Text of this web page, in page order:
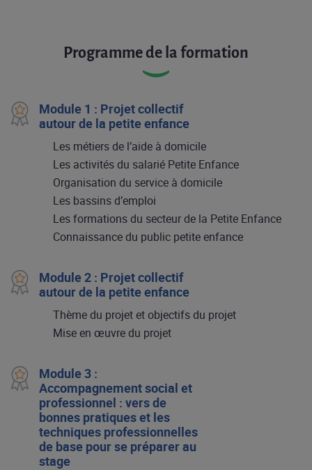
Programme de la formation
Module 1 : Projet collectif
autour de la petite enfance
Les métiers de l’aide à domicile
Les activités du salarié Petite Enfance
Organisation du service à domicile
Les bassins d’emploi
Les formations du secteur de la Petite Enfance
Connaissance du public petite enfance
Module 2 : Projet collectif
autour de la petite enfance
Thème du projet et objectifs du projet
Mise en œuvre du projet
Module 3 :
Accompagnement social et
professionnel : vers de
bonnes pratiques et les
techniques professionnelles
de base pour se préparer au
stage